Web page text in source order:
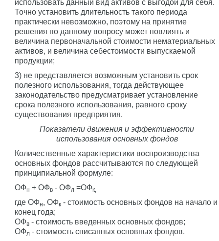
использовать данный вид активов с выгодой для себя.
Точно установить длительность такого периода
практически невозможно, поэтому на принятие
решения по данному вопросу может повлиять и
величина первоначальной стоимости нематериальных
активов, и величина себестоимости выпускаемой
продукции;
3) не представляется возможным установить срок
полезного использования, тогда действующее
законодательство предусматривает установление
срока полезного использования, равного сроку
существования предприятия.
Показатели движения и эффективности
использования основных фондов
Количественные характеристики воспроизводства
основных фондов рассчитываются по следующей
принципиальной формуле:
ОФн + ОФв - ОФл =ОФк,
где ОФн, ОФк - стоимость основных фондов на начало и
конец года;
ОФв - стоимость введенных основных фондов;
ОФл - стоимость списанных основных фондов.